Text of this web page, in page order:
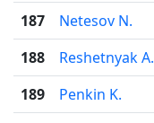
187
Netesov N.
188
Reshetnyak A.
189
Penkin K.